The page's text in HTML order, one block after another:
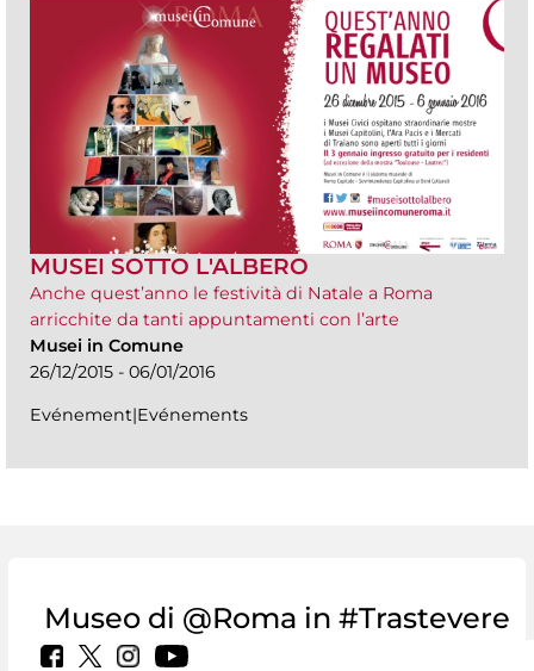
MUSEI SOTTO L'ALBERO
Anche quest’anno le festività di Natale a Roma
arricchite da tanti appuntamenti con l’arte
Musei in Comune
26/12/2015 - 06/01/2016
Evénement|Evénements
Museo di @Roma in #Trastevere